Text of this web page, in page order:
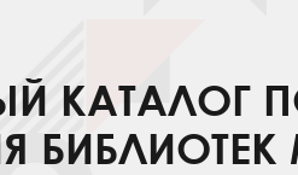
КАТАЛОГ